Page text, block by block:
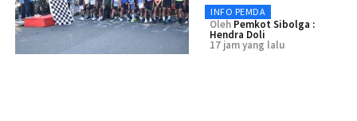
INFO PEMDA
Oleh Pemkot Sibolga :
Hendra Doli
17 jam yang lalu